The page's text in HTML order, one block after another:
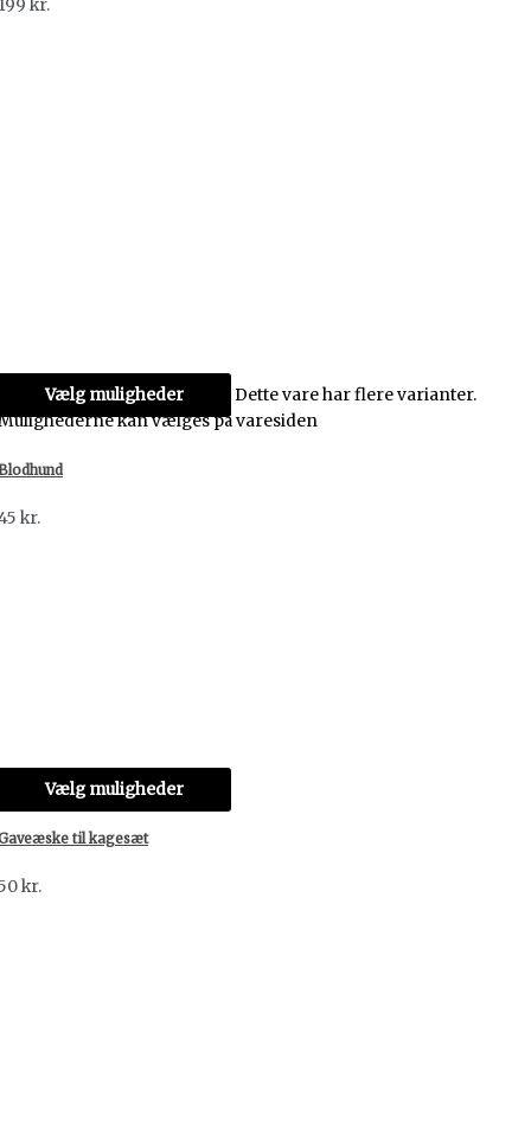
kr.
Vælg muligheder
Dette vare har flere varianter.
kan vælges på varesiden
kr.
Vælg muligheder
til kagesæt
kr.